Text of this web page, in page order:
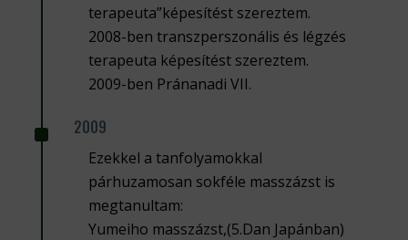
terapeuta”képesítést szereztem.
2008-ben transzperszonális és légzés
terapeuta képesítést szereztem.
2009-ben Pránanadi VII.
^ 2009
Ezekkel a tanfolyamokkal
párhuzamosan sokféle masszázst is
megtanultam:
Yumeiho masszázst,(5.Dan Japánban)